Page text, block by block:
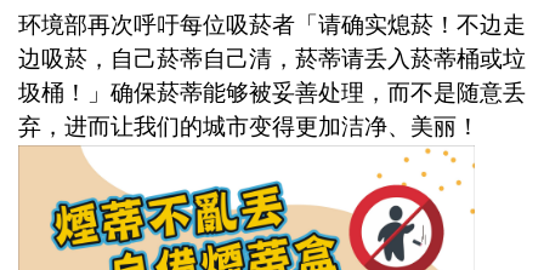
环境部再次呼吁每位吸菸者「请确实熄菸！不边走
边吸菸，自己菸蒂自己清，菸蒂请丢入菸蒂桶或垃
圾桶！」确保菸蒂能够被妥善处理，而不是随意丢
弃，进而让我们的城市变得更加洁净、美丽！